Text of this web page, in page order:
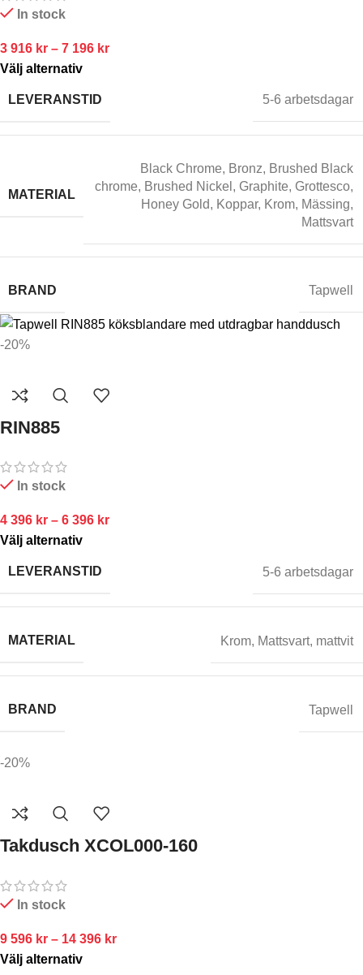
In stock
3 916 kr – 7 196 kr
Välj alternativ
LEVERANSTID 5-6 arbetsdagar
MATERIAL
Black Chrome, Bronz, Brushed Black
chrome, Brushed Nickel , Graphite, Grottesco,
Honey Gold, Koppar, Krom, Mässing,
Mattsvart
BRAND Tapwell
-20%
RIN885
In stock
4 396 kr – 6 396 kr
Välj alternativ
LEVERANSTID 5-6 arbetsdagar
MATERIAL Krom, Mattsvart, mattvit
BRAND Tapwell
-20%
Takdusch XCOL000-160
In stock
9 596 kr – 14 396 kr
Välj alternativ